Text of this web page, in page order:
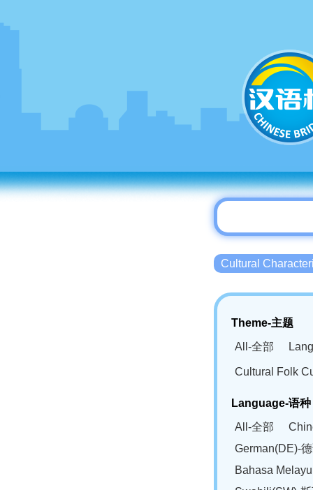
Cultural
Theme-主题
All-全部
Cultural Folk
Language-语种
All-全部
German(DE)-
Bahasa